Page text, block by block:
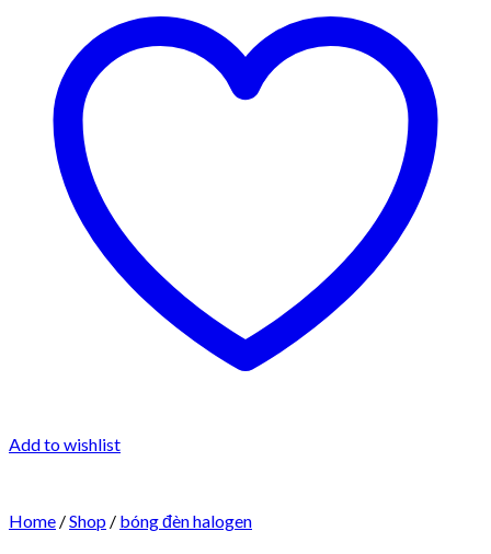
Add to wishlist
Home /Shop / bóng đèn halogen